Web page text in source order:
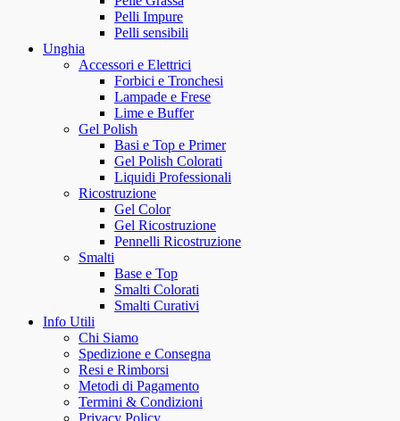
Pelli Impure
Pelli sensibili
Unghia
Accessori e Elettrici
Forbici e Tronchesi
Lampade e Frese
Lime e Buffer
Gel Polish
Basi e Top e Primer
Gel Polish Colorati
Liquidi Professionali
Ricostruzione
Gel Color
Gel Ricostruzione
Pennelli Ricostruzione
Smalti
Base e Top
Smalti Colorati
Smalti Curativi
Info Utili
Chi Siamo
Spedizione e Consegna
Resi e Rimborsi
Metodi di Pagamento
Termini & Condizioni
Privacy Policy